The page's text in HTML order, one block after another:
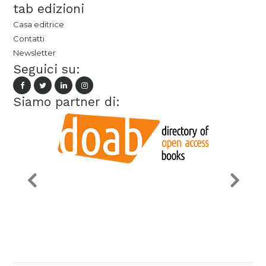
tab edizioni
Casa editrice
Contatti
Newsletter
Seguici su:
Siamo partner di: